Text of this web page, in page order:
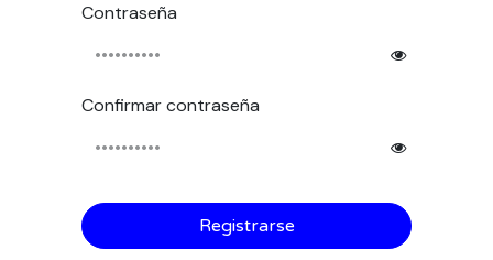
Contraseña
Confirmar contraseña
Registrarse